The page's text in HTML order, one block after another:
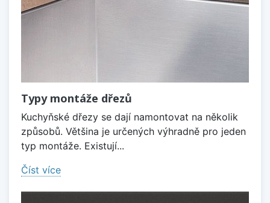
Typy montáže dřezů
Kuchyňské dřezy se dají namontovat na několik
způsobů. Většina je určených výhradně pro jeden
typ montáže. Existují...
Číst více